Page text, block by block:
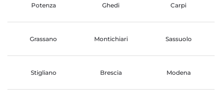
Potenza Ghedi Carpi
Grassano Montichiari Sassuolo
Stigliano Brescia Modena